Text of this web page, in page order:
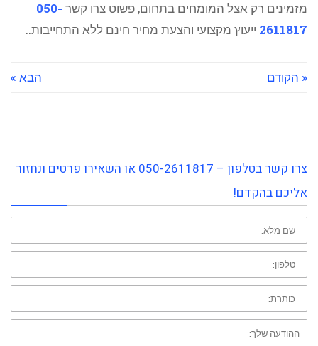
מזמינים רק אצל המומחים בתחום, פשוט צרו קשר 050-
2611817 ייעוץ מקצועי והצעת מחיר חינם ללא התחייבות..
« הקודם הבא »
צרו קשר בטלפון – 050-2611817 או השאירו פרטים ונחזור
אליכם בהקדם!
שם
פרטי:
טלפון:
כותרת:
ההודעה
שלך: